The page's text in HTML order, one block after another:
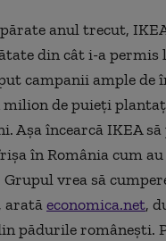
anul trecut,
din cât i-a permis
campanii ample
milion de puieţi
Aşa încearcă IKEA să
în România cum
vrea să
aratăeconomica.net,
pădurile româneşti.